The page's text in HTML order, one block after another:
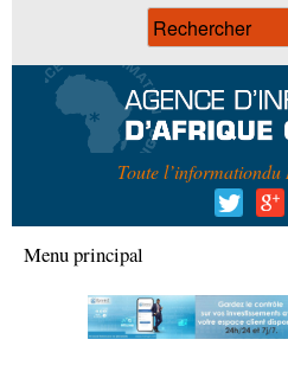
Toute l’informationdu
Menu principal